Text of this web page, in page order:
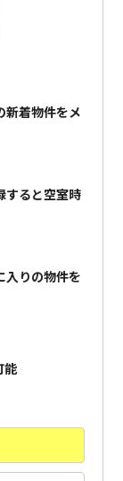
新着物件をメ
すると空室時
入りの物件を
能